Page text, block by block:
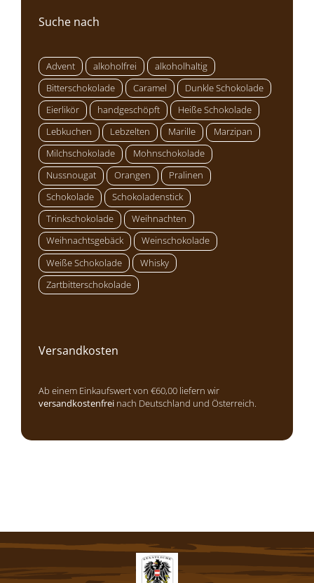
Suche nach
Advent alkoholfrei
alkoholhaltig
Bitterschokolade
Caramel
Dunkle Schokolade
Eierlikör
handgeschöpft
Heiße Schokolade
Lebkuchen
Lebzelten Marille
Marzipan
Milchschokolade
Mohnschokolade
Nussnougat
Orangen
Pralinen
Schokolade
Schokoladenstick
Trinkschokolade
Weihnachten
Weihnachtsgebäck
Weinschokolade
Weiße Schokolade
Whisky
Zartbitterschokolade
Versandkosten
Ab einem Einkaufswert von €60,00 liefern wir
versandkostenfrei nach Deutschland und Österreich.